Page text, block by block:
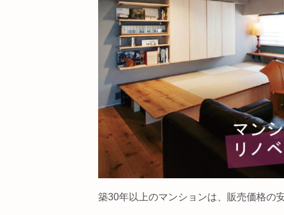
築30年以上のマンションは、販売価格の